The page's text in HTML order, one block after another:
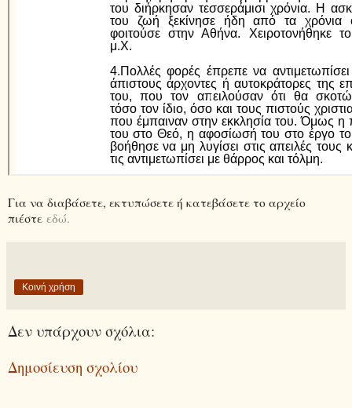
Για να διαβάσετε, εκτυπώσετε ή κατεβάσετε το αρχείο
πιέστε εδώ.
Κοινή χρήση
Δεν υπάρχουν σχόλια:
Δημοσίευση σχολίου